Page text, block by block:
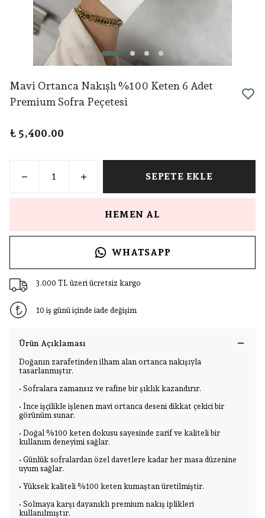
Mavi Ortanca Nakışlı %100 Keten 6 Adet
Premium Sofra Peçetesi
₺ 5,400.00
SEPETE EKLE
HEMEN AL
WHATSAPP
3.000 TL üzeri ücretsiz kargo
10 iş günü içinde iade değişim
Ürün Açıklaması
Doğanın zarafetinden ilham alan ortanca nakışıyla
tasarlanmıştır.
• Sofralara zamansız ve rafine bir şıklık kazandırır.
• İnce işçilikle işlenen mavi ortanca deseni dikkat çekici bir
görünüm sunar.
• Doğal %100 keten dokusu sayesinde zarif ve kaliteli bir
kullanım deneyimi sağlar.
• Günlük sofralardan özel davetlere kadar her masa düzenine
uyum sağlar.
• Yüksek kaliteli %100 keten kumaştan üretilmiştir.
• Solmaya karşı dayanıklı premium nakış iplikleri
kullanılmıştır.